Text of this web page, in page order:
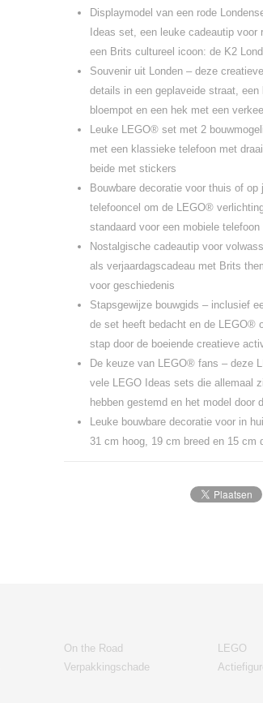
Displaymodel van een rode
Ideas set, een leuke cadeautip
een Brits cultureel icoon: de K2
Souvenir uit Londen – deze
details in een geplaveide straat,
bloempot en een hek met een
Leuke LEGO® set met 2
met een klassieke telefoon met
beide met stickers
Bouwbare decoratie voor thuis of
telefooncel om de LEGO®
standaard voor een mobiele telefoon
Nostalgische cadeautip voor
als verjaardagscadeau met Brits
voor geschiedenis
Stapsgewijze bouwgids – inclusief
de set heeft bedacht en de LEGO®
stap door de boeiende creatieve
De keuze van LEGO® fans – deze
vele LEGO Ideas sets die allemaal
hebben gestemd en het model door
Leuke bouwbare decoratie voor in
31 cm hoog, 19 cm breed en 15 cm
On the Road
Verpakkingschade
LEGO